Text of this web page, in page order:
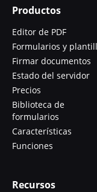
Productos
Editor de PDF
Formularios y
Firmar documentos
Estado del servidor
Precios
Biblioteca de
formularios
Características
Funciones
Recursos